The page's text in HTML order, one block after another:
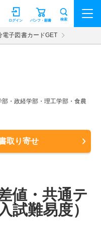
パンフ・願書
ログイン 検索
電子図書カードGET
・政経学部・理工学部・食農
取り寄せ
値・共通テ
試難易度）